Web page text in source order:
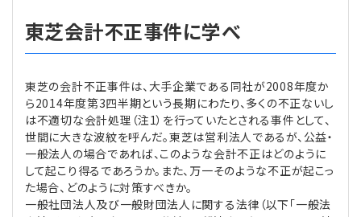
東芝会計不正事件に学べ
東芝の会計不正事件は、大手企業である同社が2008年度か
ら2014年度第3四半期という長期にわたり、多くの不正ないし
は不適切な会計処理（注1）を行っていたとされる事件として、
世間に大きな波紋を呼んだ。東芝は営利法人であるが、公益・
一般法人の場合であれば、このような会計不正はどのように
して起こり得るであろうか。また、万一そのような不正が起こっ
た場合、どのように対策すべきか。
一般社団法人及び一般財団法人に関する法律（以下「一般法